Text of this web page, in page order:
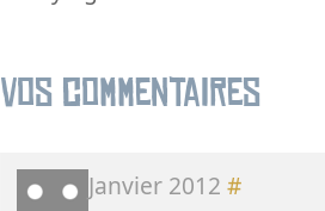
Vos commentaires
Janvier 2012 #